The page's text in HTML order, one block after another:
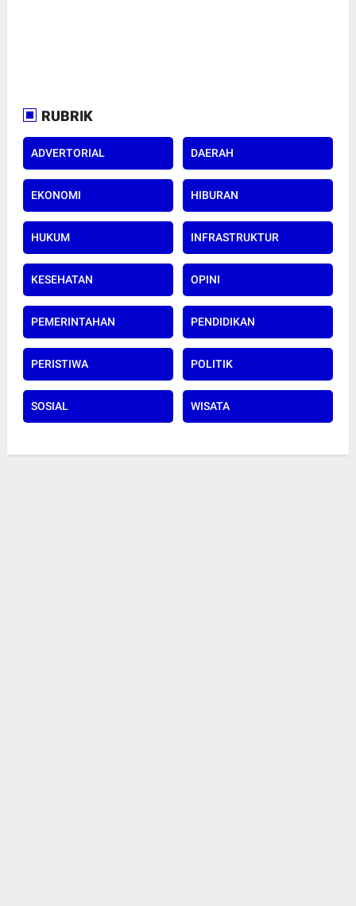
RUBRIK
ADVERTORIAL DAERAH
EKONOMI HIBURAN
HUKUM INFRASTRUKTUR
KESEHATAN OPINI
PEMERINTAHAN PENDIDIKAN
PERISTIWA POLITIK
SOSIAL WISATA